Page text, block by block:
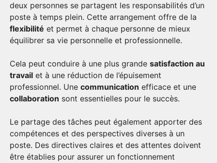
deux personnes se partagent les responsabilités d’un
poste à temps plein. Cette arrangement offre de la
flexibilité et permet à chaque personne de mieux
équilibrer sa vie personnelle et professionnelle.
Cela peut conduire à une plus grande satisfaction au
travail et à une réduction de l’épuisement
professionnel. Une communication efficace et une
collaboration sont essentielles pour le succès.
Le partage des tâches peut également apporter des
compétences et des perspectives diverses à un
poste. Des directives claires et des attentes doivent
être établies pour assurer un fonctionnement